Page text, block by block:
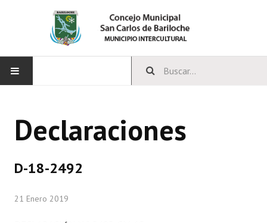
CONCEJO
Declaraciones
D-18-2492
21 Enero 2019